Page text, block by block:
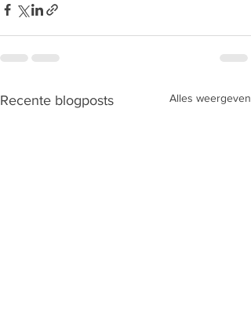
Recente blogposts Alles weergeven